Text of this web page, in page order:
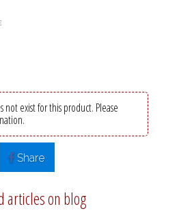
not exist for this product. Please
Share
articles on blog